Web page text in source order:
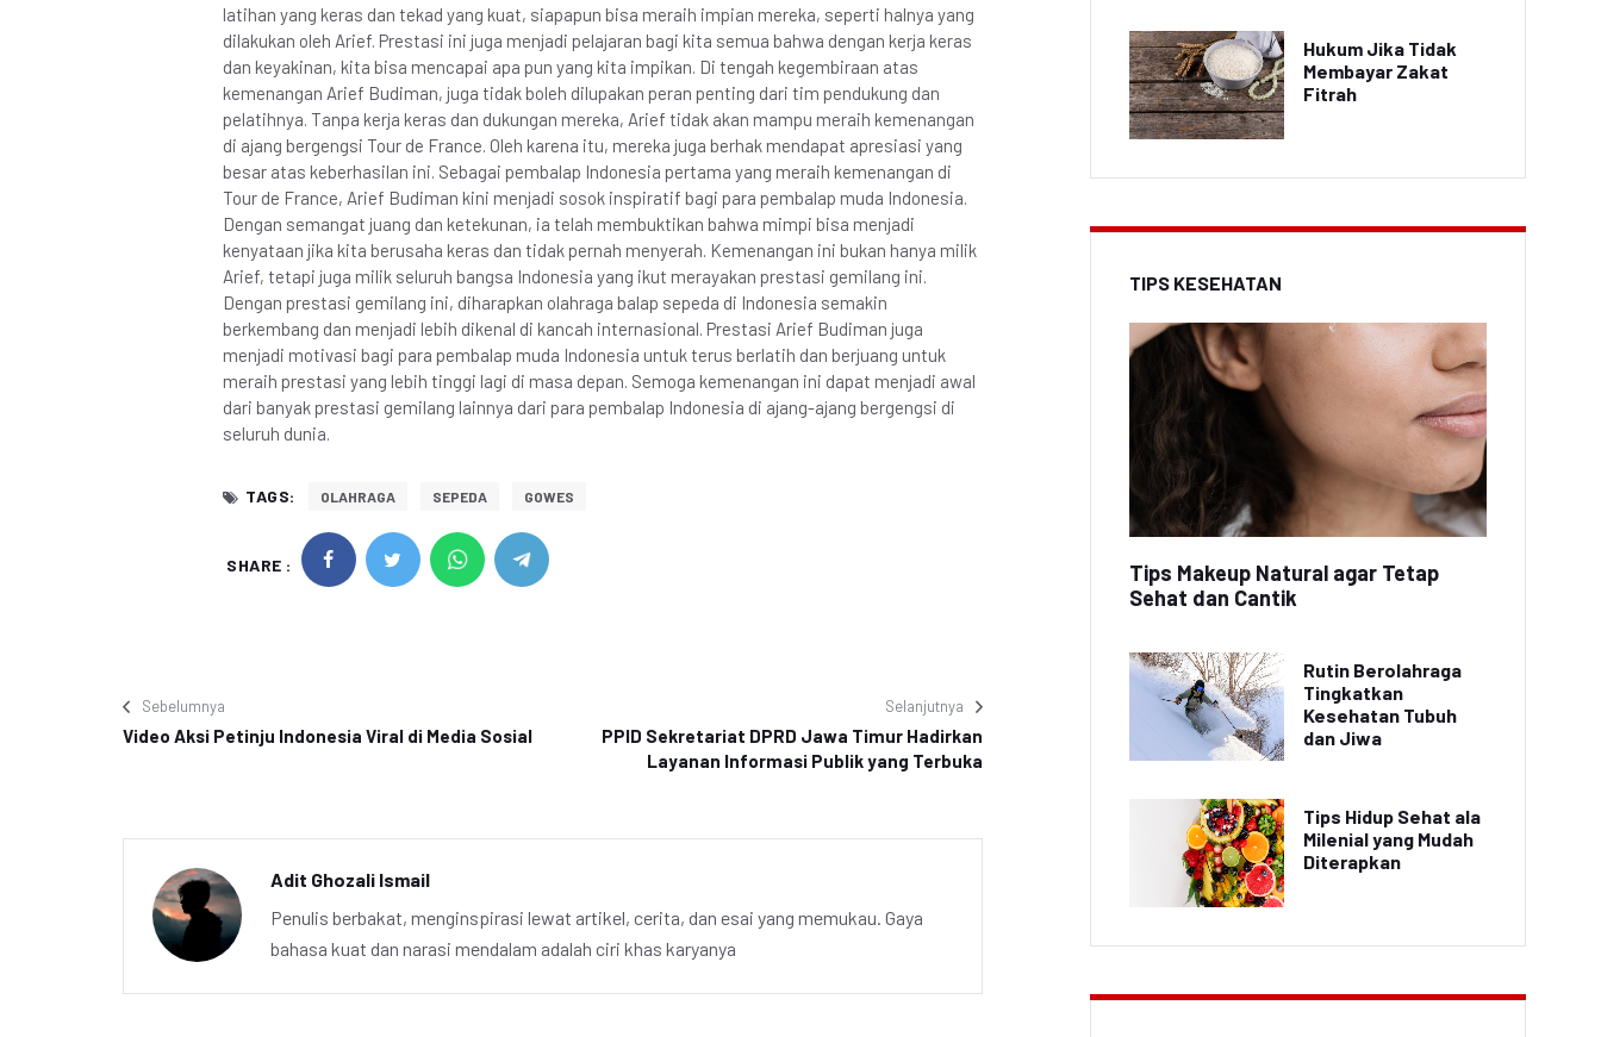
latihan yang keras dan tekad yang kuat, siapapun bisa meraih impian mereka, seperti halnya yang
dilakukan oleh Arief. Prestasi ini juga menjadi pelajaran bagi kita semua bahwa dengan kerja keras
dan keyakinan, kita bisa mencapai apa pun yang kita impikan. Di tengah kegembiraan atas
kemenangan Arief Budiman, juga tidak boleh dilupakan peran penting dari tim pendukung dan
pelatihnya. Tanpa kerja keras dan dukungan mereka, Arief tidak akan mampu meraih kemenangan
di ajang bergengsi Tour de France. Oleh karena itu, mereka juga berhak mendapat apresiasi yang
besar atas keberhasilan ini. Sebagai pembalap Indonesia pertama yang meraih kemenangan di
Tour de France, Arief Budiman kini menjadi sosok inspiratif bagi para pembalap muda Indonesia.
Dengan semangat juang dan ketekunan, ia telah membuktikan bahwa mimpi bisa menjadi
kenyataan jika kita berusaha keras dan tidak pernah menyerah. Kemenangan ini bukan hanya milik
Arief, tetapi juga milik seluruh bangsa Indonesia yang ikut merayakan prestasi gemilang ini.
Dengan prestasi gemilang ini, diharapkan olahraga balap sepeda di Indonesia semakin
berkembang dan menjadi lebih dikenal di kancah internasional. Prestasi Arief Budiman juga
menjadi motivasi bagi para pembalap muda Indonesia untuk terus berlatih dan berjuang untuk
meraih prestasi yang lebih tinggi lagi di masa depan. Semoga kemenangan ini dapat menjadi awal
dari banyak prestasi gemilang lainnya dari para pembalap Indonesia di ajang-ajang bergengsi di
seluruh dunia.
TAGS: OLAHRAGA SEPEDA GOWES
SHARE :
Sebelumnya
Video Aksi Petinju Indonesia Viral di Media Sosial
Selanjutnya
PPID Sekretariat DPRD Jawa Timur Hadirkan
Layanan Informasi Publik yang Terbuka
Adit Ghozali Ismail
Penulis berbakat, menginspirasi lewat artikel, cerita, dan esai yang memukau. Gaya
bahasa kuat dan narasi mendalam adalah ciri khas karyanya
Hukum Jika Tidak
Membayar Zakat
Fitrah
TIPS KESEHATAN
Tips Makeup Natural agar Tetap
Sehat dan Cantik
Rutin Berolahraga
Tingkatkan
Kesehatan Tubuh
dan Jiwa
Tips Hidup Sehat ala
Milenial yang Mudah
Diterapkan